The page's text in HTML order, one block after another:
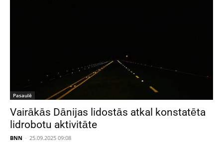
Pasaulē
Vairākās Dānijas lidostās atkal konstatēta
lidrobotu aktivitāte
BNN - 25.09.2025 09:08